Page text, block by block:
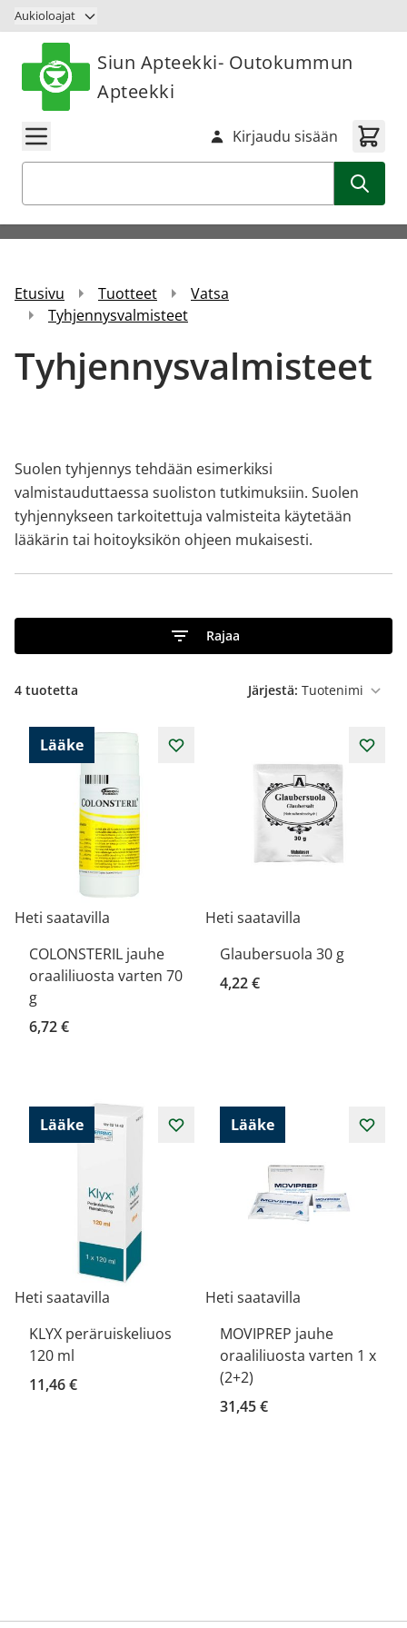
Siirry sisältöön
Aukioloajat
Siun Apteekki- Outokummun
Apteekki
Kirjaudu sisään
Etusivu Tuotteet
Vatsa
Tyhjennysvalmisteet
Tyhjennysvalmisteet
Suolen tyhjennys tehdään esimerkiksi
valmistauduttaessa suoliston tutkimuksiin. Suolen
tyhjennykseen tarkoitettuja valmisteita käytetään
lääkärin tai hoitoyksikön ohjeen mukaisesti.
Rajaa
4 tuotetta Järjestä:
Lääke
Heti saatavilla
COLONSTERIL jauhe
oraaliliuosta varten 70
g
6,72 €
Heti saatavilla
Glaubersuola 30 g
4,22 €
Lääke
Heti saatavilla
KLYX peräruiskeliuos
120 ml
11,46 €
Lääke
Heti saatavilla
MOVIPREP jauhe
oraaliliuosta varten 1 x
(2+2)
31,45 €